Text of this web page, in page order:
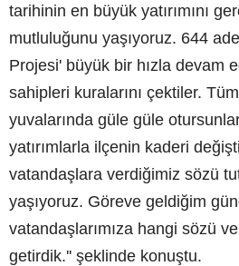
tarihinin en büyük yatırımını
mutluluğunu yaşıyoruz. 644
Projesi' büyük bir hızla devam
sahipleri kuralarını çektiler.
yuvalarında güle güle
yatırımlarla ilçenin kaderi
vatandaşlara verdiğimiz sözü
yaşıyoruz. Göreve geldiğim
vatandaşlarımıza hangi sözü
getirdik.'' şeklinde konuştu.